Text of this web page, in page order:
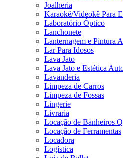
Joalheria
Karaokê/Videokê Para
Laboratório Óptico
Lanchonete
Lanternagem e Pintura
Lar Para Idosos
Lava Jato
Lava Jato e Estética
Lavanderia
Limpeza de Carros
Limpeza de Fossas
Lingerie
Livraria
Locação de Banheiros
Locação de Ferramentas
Locadora
Logística